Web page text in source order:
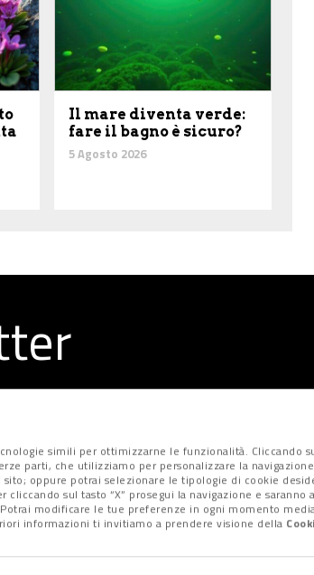
simili per ottimizzarne le funzionalità. Cliccando su
parti, che utilizziamo per personalizzare la
oppure potrai selezionare le tipologie di cookie
sul tasto “X” prosegui la navigazione e saranno
modificare le tue preferenze in ogni momento
informazioni ti invitiamo a prendere visione della
Il mare diventa verde:
fare il bagno è sicuro?
5 Agosto 2026